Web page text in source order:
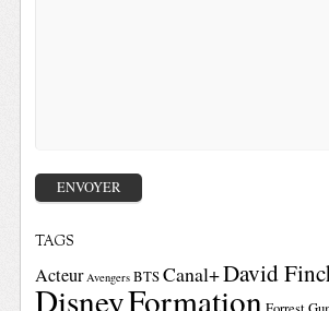
TAGS
Acteur Avengers BTSCanal+David
DisneyFormation